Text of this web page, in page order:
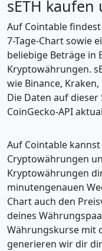
sETH
Auf Cointable findest
7-Tage-Chart sowie
beliebige Beträge in
Kryptowährungen.
wie Binance,
Die Daten auf
CoinGecko-API
Auf Cointable
Cryptowährungen
Kryptowährungen
minutengenauen
Chart auch den
deines
Währungskurse mit
generieren wir dir